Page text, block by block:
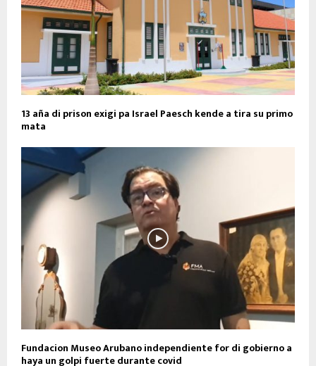
13 aña di prison exigi pa Israel Paesch kende a tira su primo
mata
Fundacion Museo Arubano independiente for di gobierno a
haya un golpi fuerte durante covid